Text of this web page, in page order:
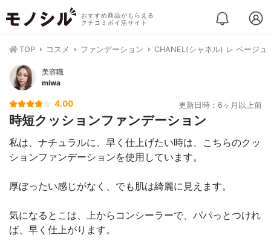
おすすめ商品がもらえる
クチコミポイ活サイト
TOP コスメ ファンデーション CHANEL(シャネル) レ ベージ
美容職
miwa
4.00 更新日時：6ヶ月以上前
時短クッションファンデーション
私は、ナチュラルに、早く仕上げたい時は、こちらのクッ
ションファンデーションを使用しています。
厚ぼったい感じがなく、でも肌は綺麗に見えます。
気になるとこは、上からコンシーラーで、パパっとつけれ
ば、早く仕上がります。